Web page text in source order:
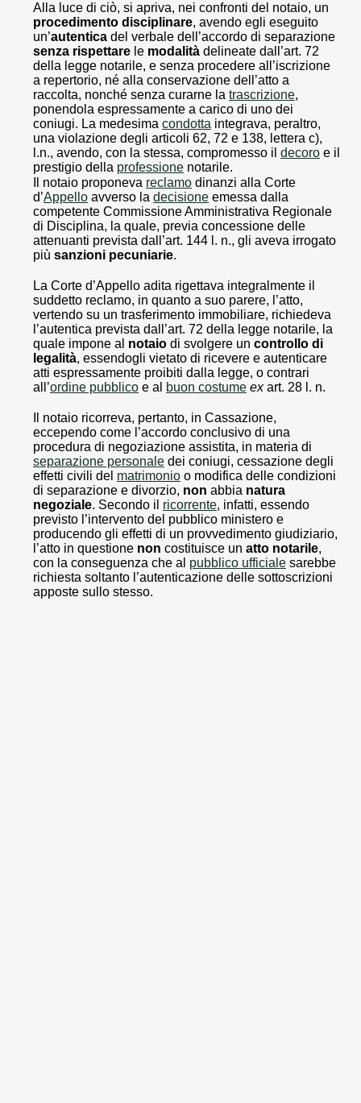
Alla luce di ciò, si apriva, nei confronti del notaio, un
procedimento disciplinare, avendo egli eseguito
un’autentica del verbale dell’accordo di separazione
senza rispettare le modalità delineate dall’art. 72
della legge notarile, e senza procedere all’iscrizione
a repertorio, né alla conservazione dell’atto a
raccolta, nonché senza curarne la trascrizione,
ponendola espressamente a carico di uno dei
coniugi. La medesima condotta integrava, peraltro,
una violazione degli articoli 62, 72 e 138, lettera c),
l.n., avendo, con la stessa, compromesso il decoro e il
prestigio della professione notarile.
Il notaio proponeva reclamo dinanzi alla Corte
d’Appello avverso la decisione emessa dalla
competente Commissione Amministrativa Regionale
di Disciplina, la quale, previa concessione delle
attenuanti prevista dall’art. 144 l. n., gli aveva irrogato
più sanzioni pecuniarie.
La Corte d’Appello adita rigettava integralmente il
suddetto reclamo, in quanto a suo parere, l’atto,
vertendo su un trasferimento immobiliare, richiedeva
l’autentica prevista dall’art. 72 della legge notarile, la
quale impone al notaio di svolgere un controllo di
legalità, essendogli vietato di ricevere e autenticare
atti espressamente proibiti dalla legge, o contrari
all’ordine pubblico e al buon costume exart. 28 l. n.
Il notaio ricorreva, pertanto, in Cassazione,
eccependo come l’accordo conclusivo di una
procedura di negoziazione assistita, in materia di
separazione personale dei coniugi, cessazione degli
effetti civili del matrimonio o modifica delle condizioni
di separazione e divorzio, non abbia natura
negoziale. Secondo il ricorrente, infatti, essendo
previsto l’intervento del pubblico ministero e
producendo gli effetti di un provvedimento giudiziario,
l’atto in questione non costituisce un atto notarile,
con la conseguenza che al pubblico ufficiale sarebbe
richiesta soltanto l’autenticazione delle sottoscrizioni
apposte sullo stesso.